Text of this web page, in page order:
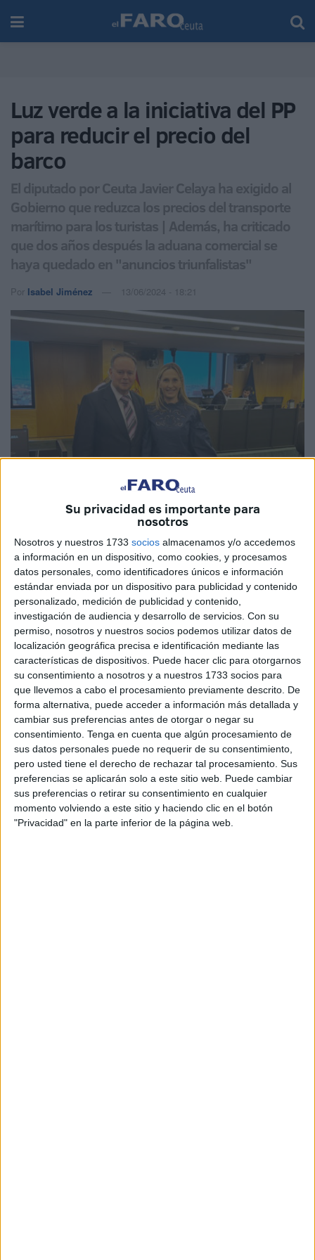
Su privacidad es importante para
nosotros
Nosotros y nuestros 1733 socios almacenamos y/o accedemos
a información en un dispositivo, como cookies, y procesamos
datos personales, como identificadores únicos e información
estándar enviada por un dispositivo para publicidad y contenido
personalizado, medición de publicidad y contenido,
investigación de audiencia y desarrollo de servicios. Con su
permiso, nosotros y nuestros socios podemos utilizar datos de
localización geográfica precisa e identificación mediante las
características de dispositivos. Puede hacer clic para otorgarnos
su consentimiento a nosotros y a nuestros 1733 socios para
que llevemos a cabo el procesamiento previamente descrito. De
forma alternativa, puede acceder a información más detallada y
cambiar sus preferencias antes de otorgar o negar su
consentimiento. Tenga en cuenta que algún procesamiento de
sus datos personales puede no requerir de su consentimiento,
pero usted tiene el derecho de rechazar tal procesamiento. Sus
preferencias se aplicarán solo a este sitio web. Puede cambiar
sus preferencias o retirar su consentimiento en cualquier
momento volviendo a este sitio y haciendo clic en el botón
"Privacidad" en la parte inferior de la página web.
Luz verde a la iniciativa del PP
para reducir el precio del
barco
El diputado por Ceuta Javier Celaya ha exigido al
Gobierno que reduzca los precios del transporte
marítimo para los turistas | Además, ha criticado
que dos años después la aduana comercial se
haya quedado en "anuncios triunfalistas"
Por Isabel Jiménez 13/06/2024 - 18:21
El PP, con elparlamentariode Ceuta Javier Celaya a la
cabeza, ha presentado este jueves una proposición no de
ley en el Congreso de los Diputados para abaratar el
precio del billete de barco parasubvencionar la
conectividad con la Penínsulade cara a incentivar
elturismo.
Una iniciativa que el diputado ya registró a finales de mayo
en el Congreso de los Diputados y que este jueves se ha
debatido en la Comisión Mixta sobre Insularidad.
Finalmente, tal y como ha informado el Partido Popular
en nota de prensa, laproposición no de ley ha salido
adelantea pesar de la abstención del Grupo
Parlamentario Socialista.